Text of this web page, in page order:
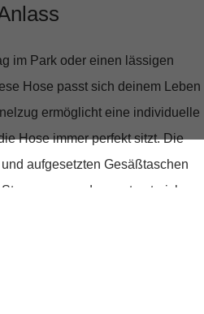
im Park oder einen lässigen
Hose passt sich deinem Leben
ermöglicht eine individuelle
Hose immer perfekt sitzt. Die
aufgesetzten Gesäßtaschen
sondern unterstreichen